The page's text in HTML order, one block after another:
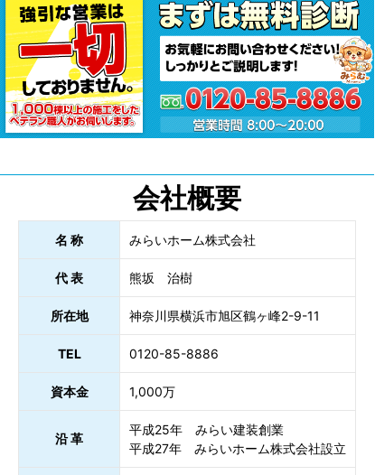
会社概要
名 称 みらいホーム株式会社
代 表 熊坂 治樹
所在地 神奈川県横浜市旭区鶴ヶ峰2-9-11
TEL 0120-85-8886
資本金 1,000万
沿 革
平成25年 みらい建装創業
平成27年 みらいホーム株式会社設立